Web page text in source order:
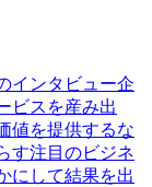
インタビュー企
ビスを産み出
値を提供するな
す注目のビジネ
にして結果を出